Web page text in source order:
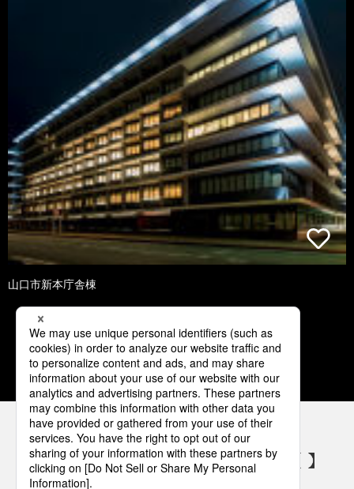
山口市新本庁舎棟
1 2 3 4 5
パナソニックの電気設備 SNSアカウント